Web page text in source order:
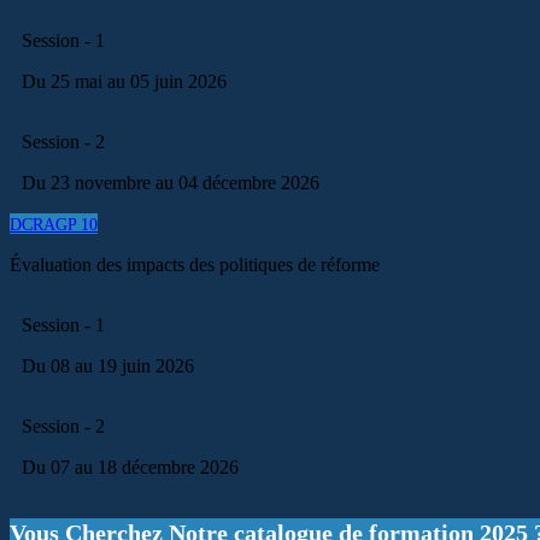
Session - 1
Du 25 mai au 05 juin 2026
Session - 2
Du 23 novembre au 04 décembre 2026
DCRAGP 10
Évaluation des impacts des politiques de réforme
Session - 1
Du 08 au 19 juin 2026
Session - 2
Du 07 au 18 décembre 2026
Vous Cherchez Notre catalogue de formation 2025